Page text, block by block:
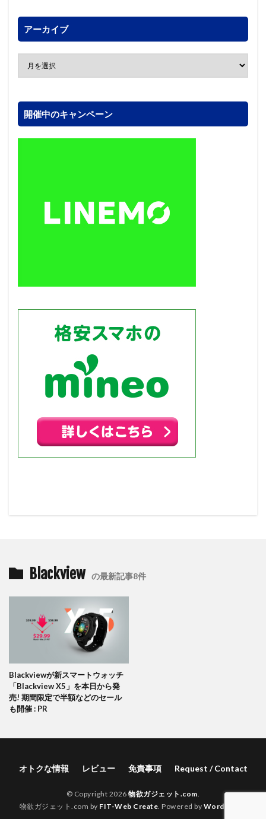
アーカイブ
開催中のキャンペーン
Blackview の最新記事8件
Blackviewが新スマートウォッチ
「Blackview X5」を本日から発
売! 期間限定で半額などのセール
も開催 : PR
オトクな情報 レビュー 免責事項 Request / Contact
© Copyright 2026物欲ガジェット.com
物欲ガジェット.com by FIT-Web Create . Powered by WordPress